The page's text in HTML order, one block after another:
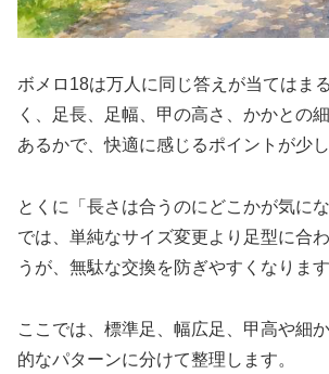
ボメロ18は万人に同じ答えが当てはま
く、足長、足幅、甲の高さ、かかとの
あるかで、快適に感じるポイントが少
とくに「長さは合うのにどこかが気に
では、単純なサイズ変更より足型に合
うが、無駄な交換を防ぎやすくなります
ここでは、標準足、幅広足、甲高や細
的なパターンに分けて整理します。